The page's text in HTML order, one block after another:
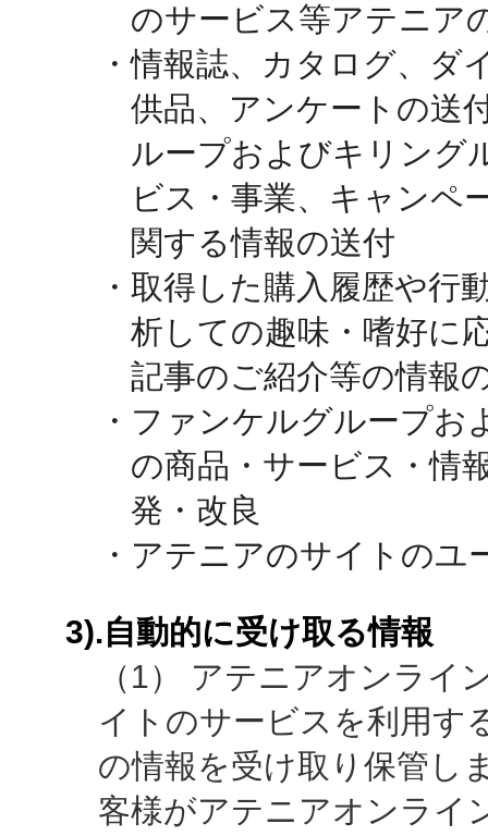
のサービス等アテニア
・情報誌、カタログ、ダ
供品、アンケートの送
ループおよびキリング
ビス・事業、キャンペ
関する情報の送付
・取得した購入履歴や行
析しての趣味・嗜好に
記事のご紹介等の情報
・ファンケルグループお
の商品・サービス・情
発・改良
・アテニアのサイトのユ
3).自動的に受け取る情報
（1） アテニアオンライ
イトのサービスを利用す
の情報を受け取り保管し
客様がアテニアオンライ